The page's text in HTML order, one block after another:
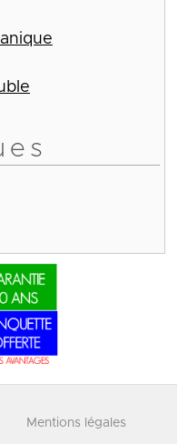
Mentions légales